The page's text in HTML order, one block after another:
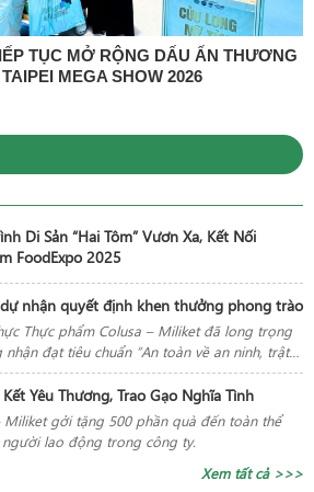
TỤC MỞ RỘNG DẤU ẤN THƯƠNG
MEGA SHOW 2026
Di Sản “Hai Tôm” Vươn Xa, Kết Nối
FoodExpo 2025
nhận quyết định khen thưởng phong trào
Thực phẩm Colusa – Miliket đã long trọng
đạt tiêu chuẩn “An toàn về an ninh, trật
ban nhân dân TP.HCM trao tặng
Yêu Thương, Trao Gạo Nghĩa Tình
Miliket gởi tặng 500 phần quà đến toàn thể
lao động trong công ty.
Xem tất cả >>>